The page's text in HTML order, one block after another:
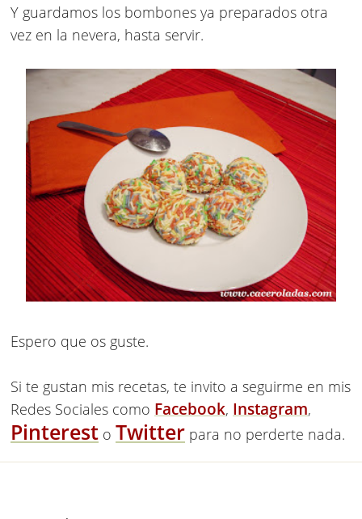
Y guardamos los bombones ya preparados otra
vez en la nevera, hasta servir.
Espero que os guste.
Si te gustan mis recetas, te invito a seguirme en mis
Redes Sociales como Facebook, Instagram,
Pinterest o Twitter para no perderte nada.